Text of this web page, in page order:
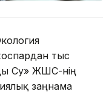
тыс
Су» ЖШС-нің
заңнама